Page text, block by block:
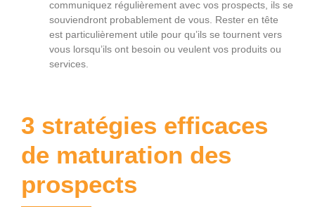
communiquez régulièrement avec vos prospects, ils se
souviendront probablement de vous. Rester en tête
est particulièrement utile pour qu’ils se tournent vers
vous lorsqu’ils ont besoin ou veulent vos produits ou
services.
3 stratégies efficaces
de maturation des
prospects